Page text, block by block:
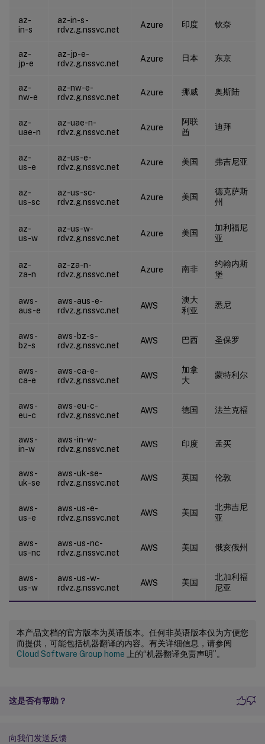
az-
in-s
az-in-s-
rdvz.g.nssvc.net
Azure 印度 钦奈
az-
jp-e
az-jp-e-
rdvz.g.nssvc.net
Azure 日本 东京
az-
nw-e
az-nw-e-
rdvz.g.nssvc.net
Azure 挪威 奥斯陆
az-
uae-n
az-uae-n-
rdvz.g.nssvc.net
Azure
阿联
酋
迪拜
az-
us-e
az-us-e-
rdvz.g.nssvc.net
Azure 美国 弗吉尼亚
az-
us-sc
az-us-sc-
rdvz.g.nssvc.net
Azure 美国
德克萨斯
州
az-
us-w
az-us-w-
rdvz.g.nssvc.net
Azure 美国
加利福尼
亚
az-
za-n
az-za-n-
rdvz.g.nssvc.net
Azure 南非
约翰内斯
堡
aws-
aus-e
aws-aus-e-
rdvz.g.nssvc.net
AWS
澳大
利亚
悉尼
aws-
bz-s
aws-bz-s-
rdvz.g.nssvc.net
AWS 巴西 圣保罗
aws-
ca-e
aws-ca-e-
rdvz.g.nssvc.net
AWS
加拿
大
蒙特利尔
aws-
eu-c
aws-eu-c-
rdvz.g.nssvc.net
AWS 德国 法兰克福
aws-
in-w
aws-in-w-
rdvz.g.nssvc.net
AWS 印度 孟买
aws-
uk-se
aws-uk-se-
rdvz.g.nssvc.net
AWS 英国 伦敦
aws-
us-e
aws-us-e-
rdvz.g.nssvc.net
AWS 美国
北弗吉尼
亚
aws-
us-nc
aws-us-nc-
rdvz.g.nssvc.net
AWS 美国 俄亥俄州
aws-
us-w
aws-us-w-
rdvz.g.nssvc.net
AWS 美国
北加利福
尼亚
本产品文档的官方版本为英语版本。任何非英语版本仅为方便您
而提供，可能包括机器翻译的内容。有关详细信息，请参阅
Cloud Software Group home 上的“机器翻译免责声明”。
这是否有帮助？
向我们发送反馈